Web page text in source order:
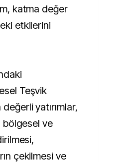
katma değer
etkilerini
Teşvik
yatırımlar,
bölgesel ve
çekilmesi ve